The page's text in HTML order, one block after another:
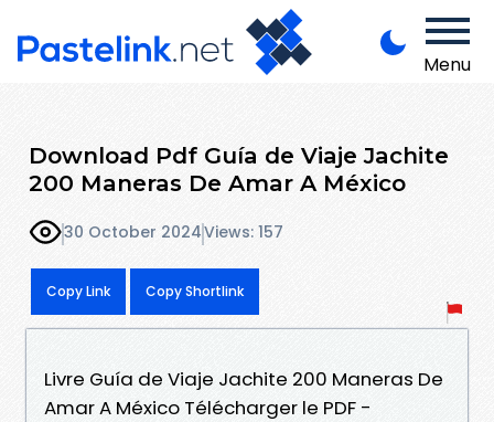
Menu
Download Pdf Guía de Viaje Jachite
200 Maneras De Amar A México
30 October 2024Views: 157
Copy Link Copy Shortlink
Livre Guía de Viaje Jachite 200 Maneras De
Amar A México Télécharger le PDF -